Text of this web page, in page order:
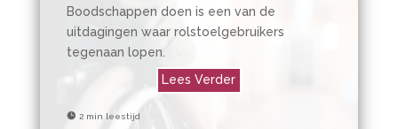
Boodschappen doen is een van de
uitdagingen waar rolstoelgebruikers
tegenaan lopen.
Lees Verder
 2 min leestijd